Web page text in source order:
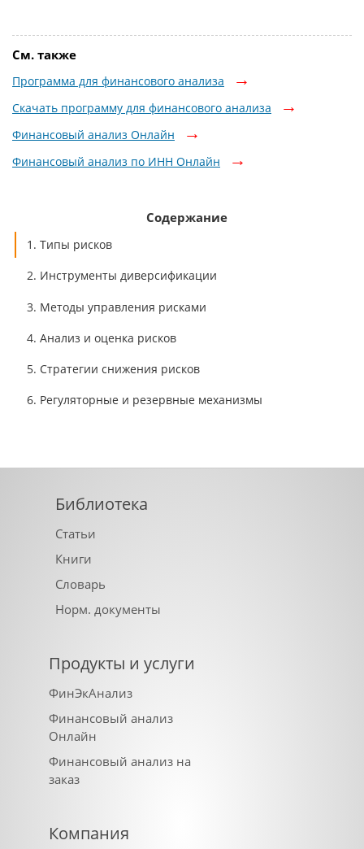
См. также
Программа для финансового анализа
Скачать программу для финансового анализа
Финансовый анализ Онлайн
Финансовый анализ по ИНН Онлайн
Содержание
1. Типы рисков
2. Инструменты диверсификации
3. Методы управления рисками
4. Анализ и оценка рисков
5. Стратегии снижения рисков
6. Регуляторные и резервные механизмы
Библиотека
Статьи
Книги
Словарь
Норм. документы
Продукты и услуги
ФинЭкАнализ
Финансовый анализ
Онлайн
Финансовый анализ на
заказ
Компания